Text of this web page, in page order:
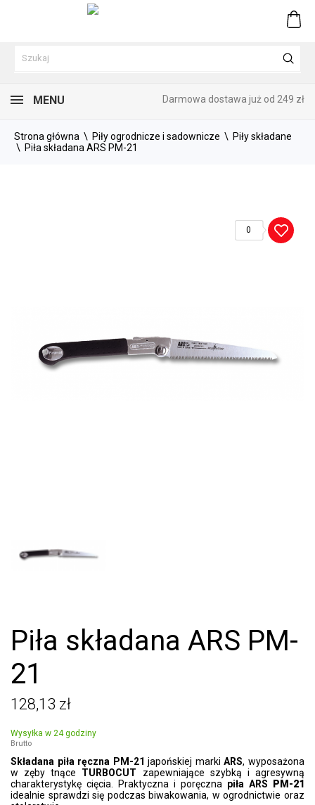
MENU Darmowa dostawa już od 249 zł
Strona główna Piły ogrodnicze i sadownicze
Piły składane
Piła składana ARS PM-21
0
Piła składana ARS PM-
21
128,13 zł
Wysyłka w 24 godziny
Brutto
Składana piła ręczna PM-21 japońskiej markiARS, wyposażona
w zęby tnące TURBOCUT zapewniające szybką i agresywną
charakterystykę cięcia. Praktyczna i poręczna piła ARS
PM-21
idealnie sprawdzi się podczas biwakowania, w ogrodnictwie oraz